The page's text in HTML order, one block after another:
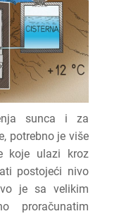
sunca i za
potrebno je više
koje ulazi kroz
postojeći nivo
je sa velikim
proračunatim